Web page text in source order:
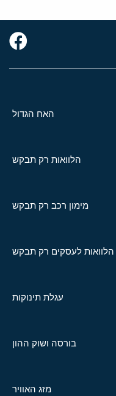
האח הגדול
הלוואות רק תבקש
מימון רכב רק תבקש
הלוואות לעסקים רק תבקש
עגלת תינוקות
בורסה ושוק ההון
מזג האוויר